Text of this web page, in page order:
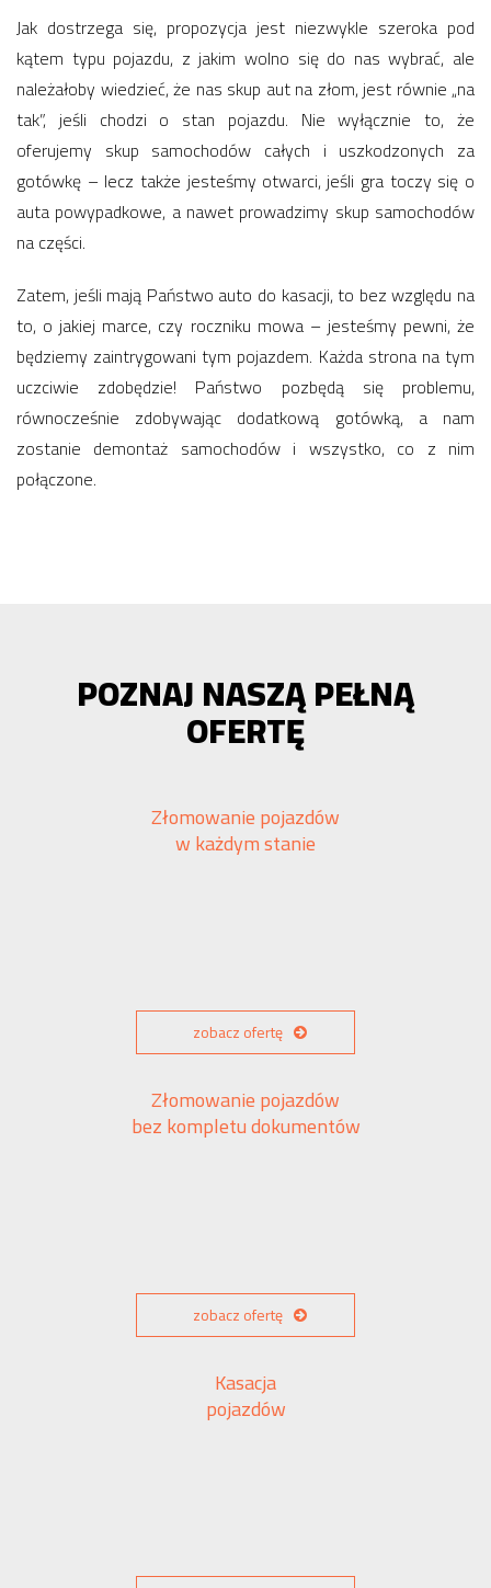
Jak dostrzega się, propozycja jest niezwykle szeroka pod
kątem typu pojazdu, z jakim wolno się do nas wybrać, ale
należałoby wiedzieć, że nas skup aut na złom, jest równie „na
tak”, jeśli chodzi o stan pojazdu. Nie wyłącznie to, że
oferujemy skup samochodów całych i uszkodzonych za
gotówkę – lecz także jesteśmy otwarci, jeśli gra toczy się o
auta powypadkowe, a nawet prowadzimy skup samochodów
na części.
Zatem, jeśli mają Państwo auto do kasacji, to bez względu na
to, o jakiej marce, czy roczniku mowa – jesteśmy pewni, że
będziemy zaintrygowani tym pojazdem. Każda strona na tym
uczciwie zdobędzie! Państwo pozbędą się problemu,
równocześnie zdobywając dodatkową gotówką, a nam
zostanie demontaż samochodów i wszystko, co z nim
połączone.
POZNAJ NASZĄ PEŁNĄ
OFERTĘ
Złomowanie pojazdów
w każdym stanie
zobacz ofertę
Złomowanie pojazdów
bez kompletu dokumentów
zobacz ofertę
Kasacja
pojazdów